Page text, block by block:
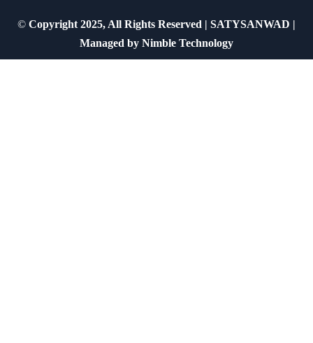
© Copyright 2025, All Rights Reserved | SATYSANWAD |
Managed by Nimble Technology